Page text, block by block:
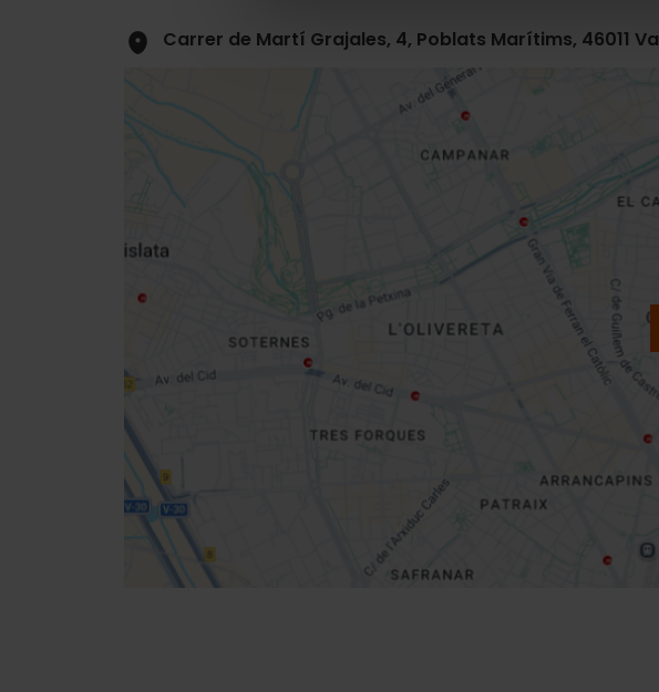
Carrer de Martí Grajales, 4, Poblats Marítims, 46011
Direccions
sidebar